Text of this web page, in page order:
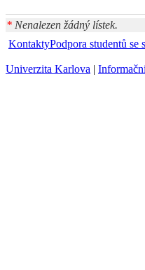
* Nenalezen žádný lístek.
KontaktyPodpora studentů
Univerzita Karlova |